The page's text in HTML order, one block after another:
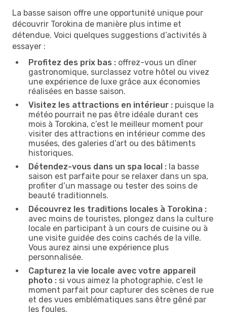
La basse saison offre une opportunité unique pour
découvrir Torokina de manière plus intime et
détendue. Voici quelques suggestions d’activités à
essayer :
Profitez des prix bas : offrez-vous un dîner
gastronomique, surclassez votre hôtel ou vivez
une expérience de luxe grâce aux économies
réalisées en basse saison.
Visitez les attractions en intérieur : puisque la
météo pourrait ne pas être idéale durant ces
mois à Torokina, c’est le meilleur moment pour
visiter des attractions en intérieur comme des
musées, des galeries d’art ou des bâtiments
historiques.
Détendez-vous dans un spa local : la basse
saison est parfaite pour se relaxer dans un spa,
profiter d’un massage ou tester des soins de
beauté traditionnels.
Découvrez les traditions locales à Torokina :
avec moins de touristes, plongez dans la culture
locale en participant à un cours de cuisine ou à
une visite guidée des coins cachés de la ville.
Vous aurez ainsi une expérience plus
personnalisée.
Capturez la vie locale avec votre appareil
photo : si vous aimez la photographie, c’est le
moment parfait pour capturer des scènes de rue
et des vues emblématiques sans être gêné par
les foules.